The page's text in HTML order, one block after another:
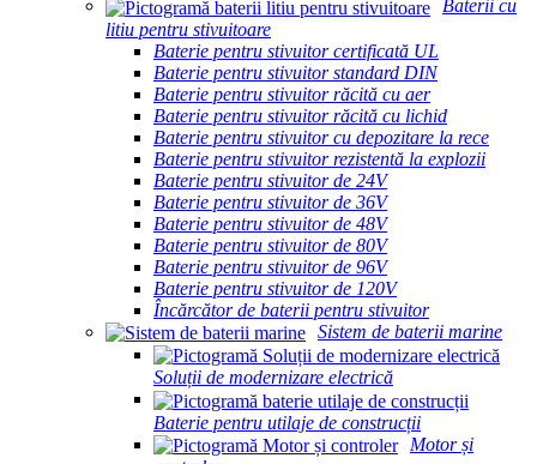
Baterii cu
litiu pentru stivuitoare
Baterie pentru stivuitor certificată UL
Baterie pentru stivuitor standard DIN
Baterie pentru stivuitor răcită cu aer
Baterie pentru stivuitor răcită cu lichid
Baterie pentru stivuitor cu depozitare la rece
Baterie pentru stivuitor rezistentă la explozii
Baterie pentru stivuitor de 24V
Baterie pentru stivuitor de 36V
Baterie pentru stivuitor de 48V
Baterie pentru stivuitor de 80V
Baterie pentru stivuitor de 96V
Baterie pentru stivuitor de 120V
Încărcător de baterii pentru stivuitor
Sistem de baterii marine
Soluții de modernizare electrică
Baterie pentru utilaje de construcții
Motor și